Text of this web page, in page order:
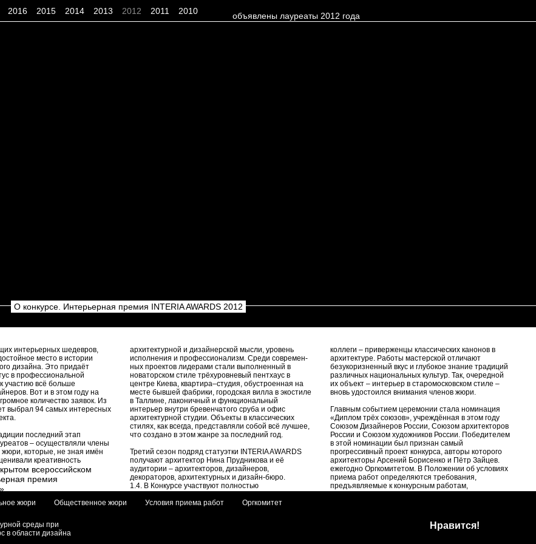
2016 2015 2014 2013 2012 2011 2010 объявлены лауреаты 2012 года
О конкурсе. Интерьерная премия INTERIA AWARDS 2012
интерьерных шедевров,
место в истории
дизайна. Это придаёт
в профессиональной
участию всё больше
Вот и в этом году на
количество заявок. Из
выбрал 94 самых интересных
последний этап
– осуществляли члены
которые, не зная имён
креативность
архитектурной и дизайнерской мысли, уровень
исполнения и профессионализм. Среди современ-
ных проектов лидерами стали выполненный в
новаторском стиле трёхуровневый пентхаус в
центре Киева, квартира–студия, обустроенная на
месте бывшей фабрики, городская вилла в экостиле
в Таллине, лаконичный и функциональный
интерьер внутри бревенчатого сруба и офис
архитектурной студии. Объекты в классических
стилях, как всегда, представляли собой всё лучшее,
что создано в этом жанре за последний год.
Третий сезон подряд статуэтки INTERIA AWARDS
получают архитектор Нина Прудникова и её
коллеги – приверженцы классических канонов в
архитектуре. Работы мастерской отличают
безукоризненный вкус и глубокое знание традиций
различных национальных культур. Так, очередной
их объект – интерьер в старомосковском стиле –
вновь удостоился внимания членов жюри.
Главным событием церемонии стала номинация
«Диплом трёх союзов», учреждённая в этом году
Союзом Дизайнеров России, Союзом архитекторов
России и Союзом художников России. Победителем
в этой номинации был признан самый
прогрессивный проект конкурса, авторы которого
архитекторы Арсений Борисенко и Пётр Зайцев.
всероссийском
премия
всероссийским
области дизайна интерьеров
помещений.
аудитории – архитекторов, дизайнеров,
декораторов, архитектурных и дизайн-бюро.
1.4. В Конкурсе участвуют полностью
общественных интерьеров.
ежегодно Оргкомитетом. В Положении об условиях
приема работ определяются требования,
предъявляемые к конкурсным работам,
1.9. Проект, заявленный на участие в Конкурсе,
жюри Общественное жюри Условия приема работ Оргкомитет
среды при
в области дизайна
Нравится!